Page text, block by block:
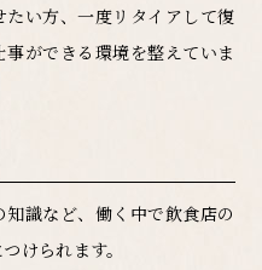
い方、一度リタイアして復
事ができる環境を整えていま
識など、働く中で飲食店の
けられます。